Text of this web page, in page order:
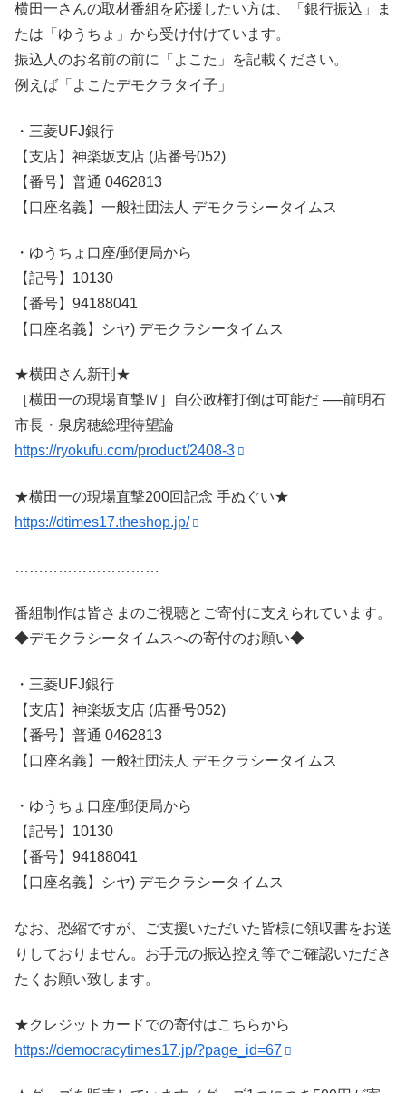
横田一さんの取材番組を応援したい方は、「銀行振込」ま
たは「ゆうちょ」から受け付けています。
振込人のお名前の前に「よこた」を記載ください。
例えば「よこたデモクラタイ子」
・三菱UFJ銀行
【支店】神楽坂支店 (店番号052)
【番号】普通 0462813
【口座名義】一般社団法人 デモクラシータイムス
・ゆうちょ口座/郵便局から
【記号】10130
【番号】94188041
【口座名義】シヤ) デモクラシータイムス
★横田さん新刊★
［横田一の現場直撃Ⅳ］自公政権打倒は可能だ ──前明石
市長・泉房穂総理待望論
https://ryokufu.com/product/2408-3
★横田一の現場直撃200回記念 手ぬぐい★
https://dtimes17.theshop.jp/
…………………………
番組制作は皆さまのご視聴とご寄付に支えられています。
◆デモクラシータイムスへの寄付のお願い◆
・三菱UFJ銀行
【支店】神楽坂支店 (店番号052)
【番号】普通 0462813
【口座名義】一般社団法人 デモクラシータイムス
・ゆうちょ口座/郵便局から
【記号】10130
【番号】94188041
【口座名義】シヤ) デモクラシータイムス
なお、恐縮ですが、ご支援いただいた皆様に領収書をお送
りしておりません。お手元の振込控え等でご確認いただき
たくお願い致します。
★クレジットカードでの寄付はこちらから
https://democracytimes17.jp/?page_id=67